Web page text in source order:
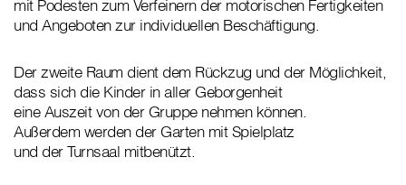
mit Podesten zum Verfeinern der motorischen Fertigkeiten
und Angeboten zur individuellen Beschäftigung.
Der zweite Raum dient dem Rückzug und der Möglichkeit,
dass sich die Kinder in aller Geborgenheit
eine Auszeit von der Gruppe nehmen können.
Außerdem werden der Garten mit Spielplatz
und der Turnsaal mitbenützt.